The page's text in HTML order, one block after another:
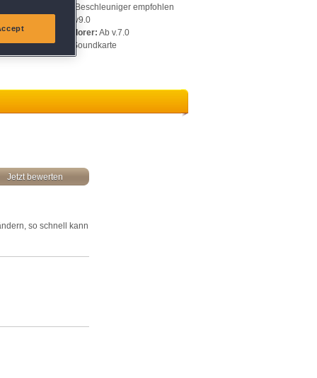
512 MB, 3D-Beschleuniger empfohlen
Ab v9.0
Internet Explorer: Ab v.7.0
Sonstiges:
Soundkarte
Jetzt bewerten
so schnell kann